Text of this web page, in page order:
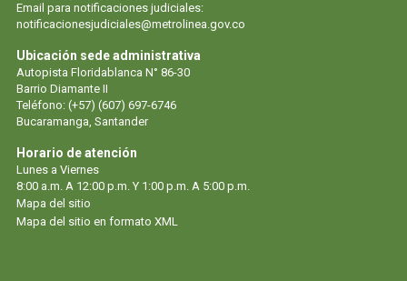
Email para notificaciones judiciales:
notificacionesjudiciales@metrolinea.gov.co
Ubicación sede administrativa
Autopista Floridablanca N° 86-30
Barrio Diamante II
Teléfono: (+57) (607) 697-6746
Bucaramanga, Santander
Horario de atención
Lunes a Viernes
8:00 a.m. A 12:00 p.m. Y 1:00 p.m. A 5:00 p.m.
Mapa del sitio
Mapa del sitio en formato XML